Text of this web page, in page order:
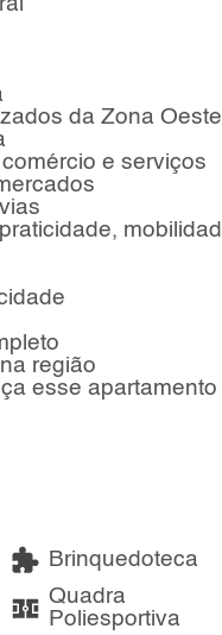
da Zona
e serviços
região
esse
Brinquedoteca
Quadra
Poliesportiva